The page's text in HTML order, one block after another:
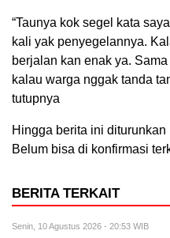
“Taunya kok segel kata
kali yak penyegelannya.
berjalan kan enak ya.
kalau warga nggak tanda
tutupnya
Hingga berita ini
Belum bisa di konfirmasi
BERITA TERKAIT
Senin, 10 Agustus 2026 - 20:53 WIB